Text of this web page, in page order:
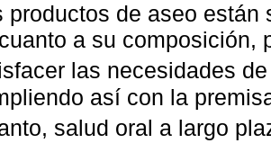
productos de aseo
a su composición,
las necesidades
así con la
salud oral a largo